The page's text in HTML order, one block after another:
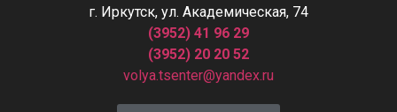
г. Иркутск, ул. Академическая, 74
(3952) 41 96 29
(3952) 20 20 52
volya.tsenter@yandex.ru